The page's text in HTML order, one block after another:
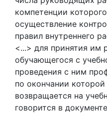
компетенции
осуществление
правил внутреннего
<...> для принятия им
обучающегося с
проведения с ним
по окончании
возвращается на
говорится в